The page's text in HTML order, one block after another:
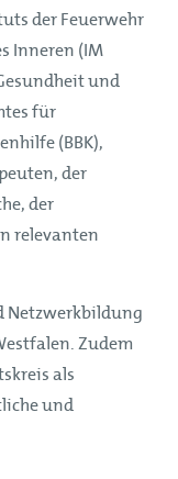
der Feuerwehr
Inneren (IM
und
für
(BBK),
der
der
relevanten
Netzwerkbildung
Zudem
als
und